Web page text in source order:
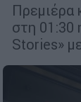
Πρεμιέρα
στη 01:30
Stories»